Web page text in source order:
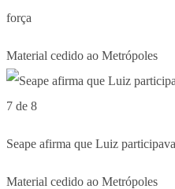
força
Material cedido ao Metrópoles
7 de 8
Seape afirma que Luiz
Material cedido ao Metrópoles